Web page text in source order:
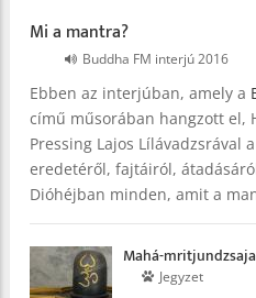
Mi a mantra?
Buddha FM interjú 2016
Ebben az interjúban, amely a
című műsorában hangzott el,
Pressing Lajos Lílávadzsrával
eredetéről, fajtáiról,
Dióhéjban minden, amit a
Mahá-
Jegyzet